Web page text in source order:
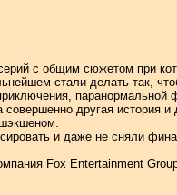
с общим сюжетом при
стали делать так,
паранормальной
другая история
и даже не сняли
Fox Entertainment